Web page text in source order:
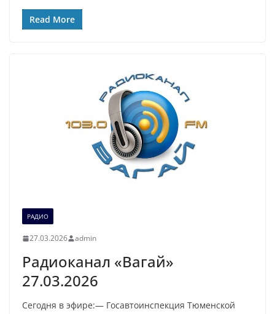
Read More
РАДИО
27.03.2026 admin
Радиоканал «Вагай»
27.03.2026
Сегодня в эфире:— Госавтоинспекция Тюменской